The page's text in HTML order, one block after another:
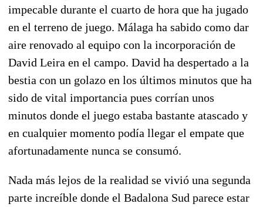
impecable durante el cuarto de hora que ha jugado
en el terreno de juego. Málaga ha sabido como dar
aire renovado al equipo con la incorporación de
David Leira en el campo. David ha despertado a la
bestia con un golazo en los últimos minutos que ha
sido de vital importancia pues corrían unos
minutos donde el juego estaba bastante atascado y
en cualquier momento podía llegar el empate que
afortunadamente nunca se consumó.
Nada más lejos de la realidad se vivió una segunda
parte increíble donde el Badalona Sud parece estar